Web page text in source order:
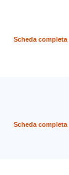
Scheda completa
Scheda completa